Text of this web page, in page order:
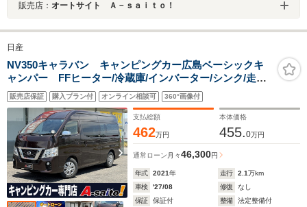
販売店： オートサイト Ａ－ｓａｉｔｏ！
日産
NV350キャラバン キャンピングカー広島ベーシックキ
ャンパー FFヒーター/冷蔵庫/インバーター/シンク/走行
充電/外部電源・充電/ナビ/ETC/ドラレコ/バックカメラ/網
戸/エマージェンシーブレーキピボットクルコン
販売店保証 購入プラン付 オンライン相談可 360°画像付
支払総額
462万円
本体価格
455.0万円
通常ローン 月々46,300円
年式 2021年 走行 2.1万km
車検
'27/08 修復
なし
保証
保証付 整備
法定整備付